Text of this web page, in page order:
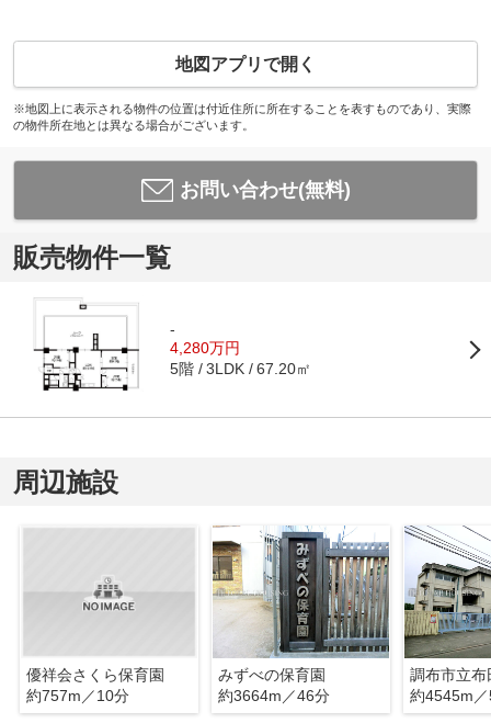
地図アプリで開く
※地図上に表示される物件の位置は付近住所に所在することを表すものであり、実際
の物件所在地とは異なる場合がございます。
お問い合わせ(無料)
販売物件一覧
-
4,280万円
5階 3LDK 67.20㎡
周辺施設
優祥会さくら保育園
約757m／10分
みずべの保育園
約3664m／46分
調布市立布
約4545m